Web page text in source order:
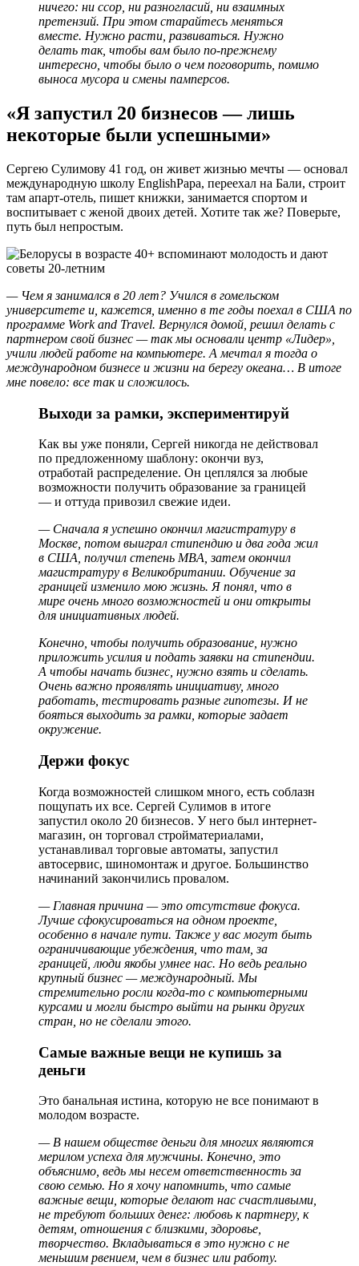
ничего: ни ссор, ни разногласий, ни взаимных
претензий. При этом старайтесь меняться
вместе. Нужно расти, развиваться. Нужно
делать так, чтобы вам было по-прежнему
интересно, чтобы было о чем поговорить, помимо
выноса мусора и смены памперсов.
«Я запустил 20 бизнесов — лишь
некоторые были успешными»
Сергею Сулимову 41 год, он живет жизнью мечты — основал
международную школу EnglishPapa, переехал на Бали, строит
там апарт-отель, пишет книжки, занимается спортом и
воспитывает с женой двоих детей. Хотите так же? Поверьте,
путь был непростым.
— Чем я занимался в 20 лет? Учился в гомельском
университете и, кажется, именно в те годы поехал в США по
программе Work and Travel. Вернулся домой, решил делать с
партнером свой бизнес — так мы основали центр «Лидер»,
учили людей работе на компьютере. А мечтал я тогда о
международном бизнесе и жизни на берегу океана… В итоге
мне повело: все так и сложилось.
Выходи за рамки, экспериментируй
Как вы уже поняли, Сергей никогда не действовал
по предложенному шаблону: окончи вуз,
отработай распределение. Он цеплялся за любые
возможности получить образование за границей
— и оттуда привозил свежие идеи.
— Сначала я успешно окончил магистратуру в
Москве, потом выиграл стипендию и два года жил
в США, получил степень MBA, затем окончил
магистратуру в Великобритании. Обучение за
границей изменило мою жизнь. Я понял, что в
мире очень много возможностей и они открыты
для инициативных людей.
Конечно, чтобы получить образование, нужно
приложить усилия и подать заявки на стипендии.
А чтобы начать бизнес, нужно взять и сделать.
Очень важно проявлять инициативу, много
работать, тестировать разные гипотезы. И не
бояться выходить за рамки, которые задает
окружение.
Держи фокус
Когда возможностей слишком много, есть соблазн
пощупать их все. Сергей Сулимов в итоге
запустил около 20 бизнесов. У него был интернет-
магазин, он торговал стройматериалами,
устанавливал торговые автоматы, запустил
автосервис, шиномонтаж и другое. Большинство
начинаний закончились провалом.
— Главная причина — это отсутствие фокуса.
Лучше сфокусироваться на одном проекте,
особенно в начале пути. Также у вас могут быть
ограничивающие убеждения, что там, за
границей, люди якобы умнее нас. Но ведь реально
крупный бизнес — международный. Мы
стремительно росли когда-то с компьютерными
курсами и могли быстро выйти на рынки других
стран, но не сделали этого.
Самые важные вещи не купишь за
деньги
Это банальная истина, которую не все понимают в
молодом возрасте.
— В нашем обществе деньги для многих являются
мерилом успеха для мужчины. Конечно, это
объяснимо, ведь мы несем ответственность за
свою семью. Но я хочу напомнить, что самые
важные вещи, которые делают нас счастливыми,
не требуют больших денег: любовь к партнеру, к
детям, отношения с близкими, здоровье,
творчество. Вкладываться в это нужно с не
меньшим рвением, чем в бизнес или работу.